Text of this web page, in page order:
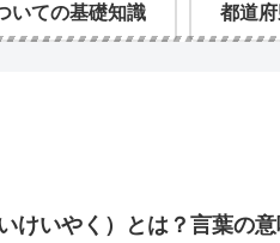
いての基礎知識 都道
けいやく）とは？言葉の